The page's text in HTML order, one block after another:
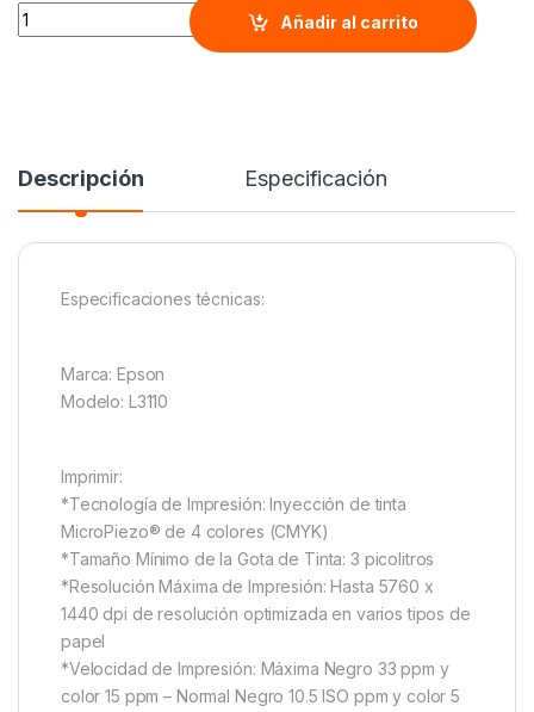
IMPRESORA EPSON L3210 SISTEMA CONTINUO quantity
Añadir al carrito
Descripción Especificación
Especificaciones técnicas:
Marca: Epson
Modelo: L3110
Imprimir:
*Tecnología de Impresión: Inyección de tinta
MicroPiezo® de 4 colores (CMYK)
*Tamaño Mínimo de la Gota de Tinta: 3 picolitros
*Resolución Máxima de Impresión: Hasta 5760 x
1440 dpi de resolución optimizada en varios tipos de
papel
*Velocidad de Impresión: Máxima Negro 33 ppm y
color 15 ppm – Normal Negro 10.5 ISO ppm y color 5